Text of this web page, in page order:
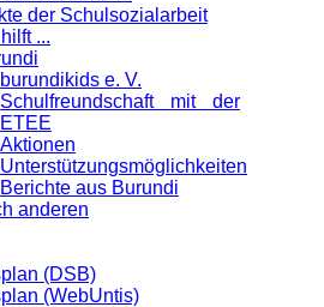
der Schulsozialarbeit
...
burundikids e. V.
Schulfreundschaft mit der
ETEE
Aktionen
Unterstützungsmöglichkeiten
Berichte aus Burundi
anderen
(DSB)
(WebUntis)